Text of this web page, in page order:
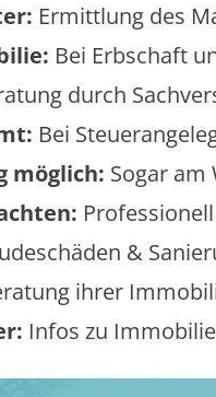
Ermittlung des
Bei Erbschaft
durch
Bei
möglich: Sogar am
&
ihrer
Infos zu